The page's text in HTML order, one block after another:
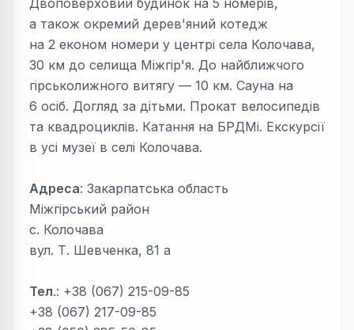
а також окремий дерев'яний котедж
на 2 економ номери у центрі села Колочава,
30 км до селища Міжгір'я. До найближчого
гірськолижного витягу — 10 км. Сауна на
6 осіб. Догляд за дітьми. Прокат велосипедів
та квадроциклів. Катання на БРДМі. Екскурсії
в усі музеї в селі Колочава.
Адреса: Закарпатська область
Міжгірський район
с. Колочава
вул. Т. Шевченка, 81 а
Тел.: +38 (067) 215-09-85
+38 (067) 217-09-85